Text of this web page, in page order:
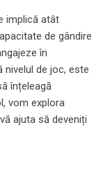
implică atât
de gândire
în
de joc, este
înțeleagă
vom explora
ajuta să deveniți